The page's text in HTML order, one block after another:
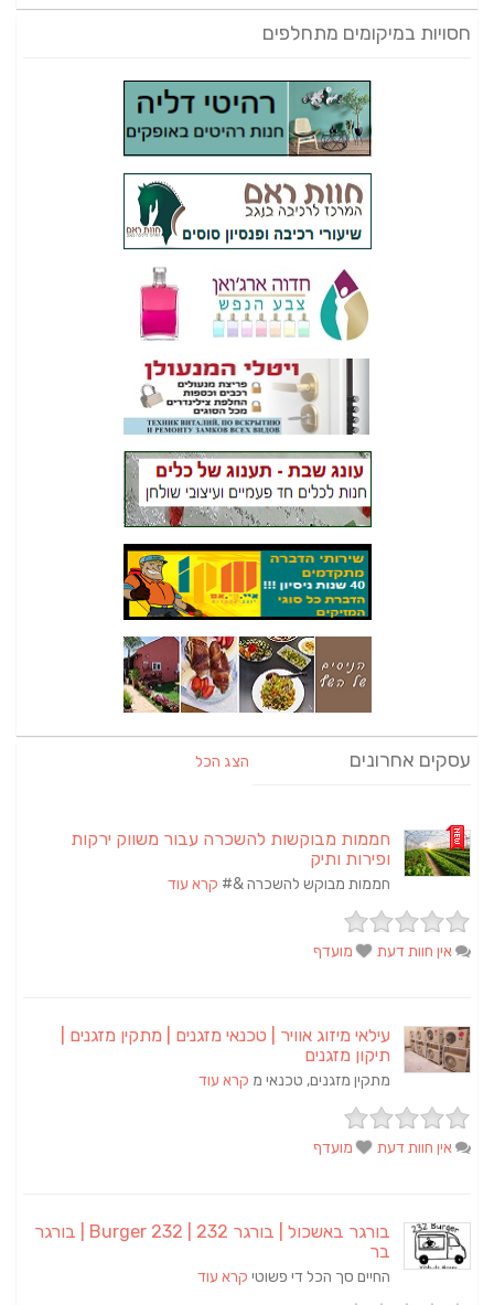
חסויות במיקומים מתחלפים
עסקים אחרונים הצג הכל
חממות מבוקשות להשכרה עבור משווק ירקות
ופירות ותיק
חממות מבוקש להשכרה &# קרא עוד
אין חוות דעת מועדף
עילאי מיזוג אוויר | טכנאי מזגנים | מתקין מזגנים |
תיקון מזגנים
מתקין מזגנים, טכנאי מ קרא עוד
אין חוות דעת מועדף
בורגר באשכול | בורגר 232 | Burger 232 | בורגר
בר
החיים סך הכל די פשוטי קרא עוד